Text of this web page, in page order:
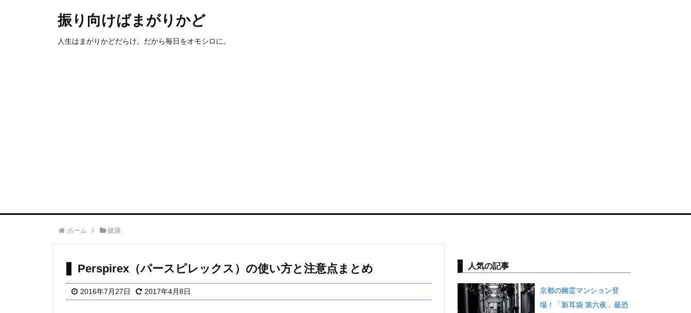
振り向けばまがりかど
人生はまがりかどだらけ。だから毎日をオモシロに。
ホーム 健康
Perspirex（パースピレックス）の使い方と注意点まとめ
2016年7月27日 2017年4月8日
人気の記事
京都の幽霊マンション登
場！「新耳袋 第六夜」最恐